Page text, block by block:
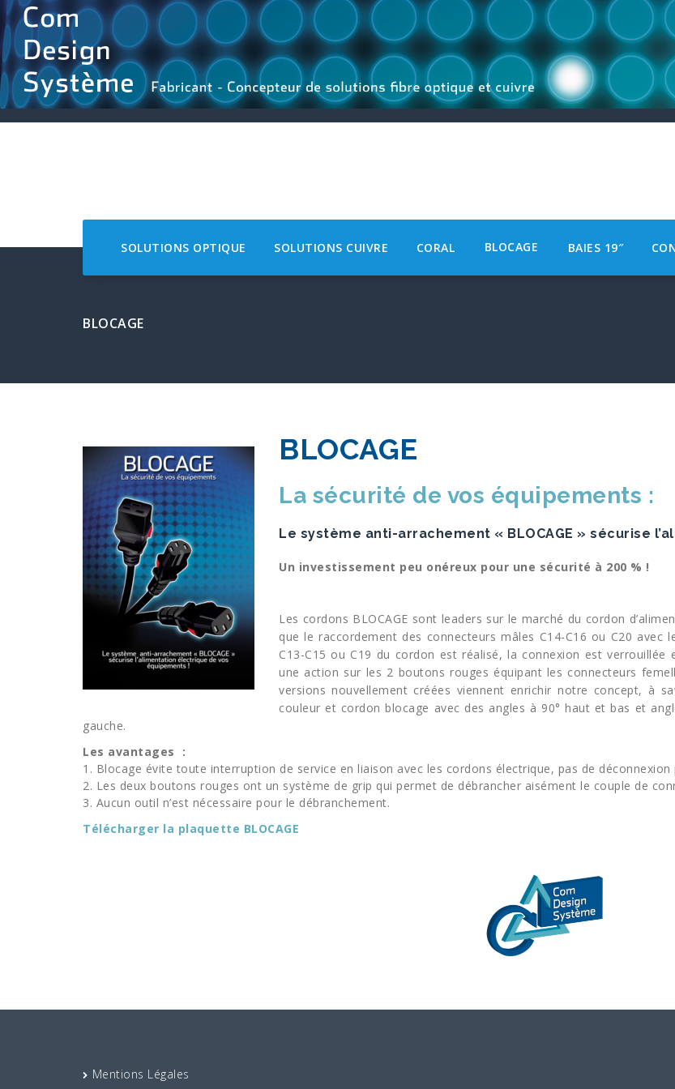
Aller
au
contenu
SOLUTIONS OPTIQUE SOLUTIONS CUIVRE CORAL BLOCAGE BAIES 19″
BLOCAGE
BLOCAGE
La sécurité de vos équipements :
Le système anti-arrachement « BLOCAGE » sécurise
Un investissement peu onéreux pour une sécurité à 200 % !
Les cordons BLOCAGE sont leaders sur le marché du cordon
que le raccordement des connecteurs mâles C14-C16 ou C20 avec
C13-C15 ou C19 du cordon est réalisé, la connexion est verrouillée
une action sur les 2 boutons rouges équipant les connecteurs
versions nouvellement créées viennent enrichir notre concept, à
couleur et cordon blocage avec des angles à 90° haut et bas et
gauche.
Les avantages :
1. Blocage évite toute interruption de service en liaison avec les cordons électrique, pas de déconnexion
2. Les deux boutons rouges ont un système de grip qui permet de débrancher aisément le couple de
3. Aucun outil n’est nécessaire pour le débranchement.
Télécharger la plaquette BLOCAGE
Mentions Légales